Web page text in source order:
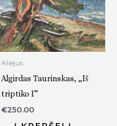
Aliejus
Algirdas Taurinskas, „Iš
triptiko I”
€250.00